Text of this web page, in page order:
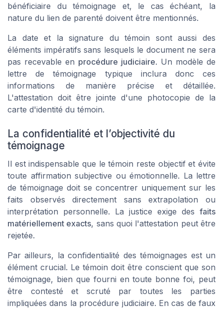
bénéficiaire du témoignage et, le cas échéant, la
nature du lien de parenté doivent être mentionnés.
La date et la signature du témoin sont aussi des
éléments impératifs sans lesquels le document ne sera
pas recevable en procédure judiciaire. Un modèle de
lettre de témoignage typique inclura donc ces
informations de manière précise et détaillée.
L'attestation doit être jointe d'une photocopie de la
carte d'identité du témoin.
La confidentialité et l’objectivité du
témoignage
Il est indispensable que le témoin reste objectif et évite
toute affirmation subjective ou émotionnelle. La lettre
de témoignage doit se concentrer uniquement sur les
faits observés directement sans extrapolation ou
interprétation personnelle. La justice exige des faits
matériellement exacts, sans quoi l'attestation peut être
rejetée.
Par ailleurs, la confidentialité des témoignages est un
élément crucial. Le témoin doit être conscient que son
témoignage, bien que fourni en toute bonne foi, peut
être contesté et scruté par toutes les parties
impliquées dans la procédure judiciaire. En cas de faux